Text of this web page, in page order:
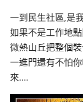
一到民生社區,是
如果不是工作地
微熱山丘把整個
一進門還有不怕
來….